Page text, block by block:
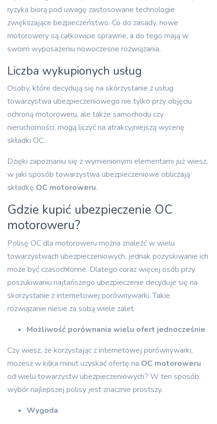
ryzyka biorą pod uwagę zastosowane technologie
zwiększające bezpieczeństwo. Co do zasady, nowe
motorowery są całkowicie sprawne, a do tego mają w
swoim wyposażeniu nowoczesne rozwiązania.
Liczba wykupionych usług
Osoby, które decydują się na skorzystanie z usług
towarzystwa ubezpieczeniowego nie tylko przy objęciu
ochroną motoroweru, ale także samochodu czy
nieruchomości, mogą liczyć na atrakcyjniejszą wycenę
składki OC.
Dzięki zapoznaniu się z wymienionymi elementami już wiesz,
w jaki sposób towarzystwa ubezpieczeniowe obliczają
składkę OC motoroweru.
Gdzie kupić ubezpieczenie OC
motoroweru?
Polisę OC dla motoroweru można znaleźć w wielu
towarzystwach ubezpieczeniowych, jednak pozyskiwanie ich
może być czasochłonne. Dlatego coraz więcej osób przy
poszukiwaniu najtańszego ubezpieczenie decyduje się na
skorzystanie z internetowej porównywarki. Takie
rozwiązanie niesie za sobą wiele zalet.
Możliwość porównania wielu ofert jednocześnie
Czy wiesz, że korzystając z internetowej porównywarki,
możesz w kilka minut uzyskać ofertę na OC motoroweru
od wielu towarzystw ubezpieczeniowych? W ten sposób
wybór najlepszej polisy jest znacznie prostszy.
Wygoda